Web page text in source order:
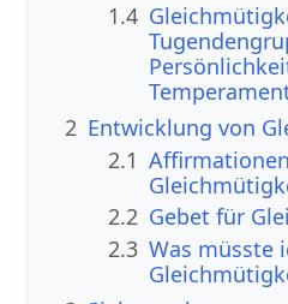
1.4
2 Entwicklung von
2.1
2.2 Gebet für
2.3 Was müsste